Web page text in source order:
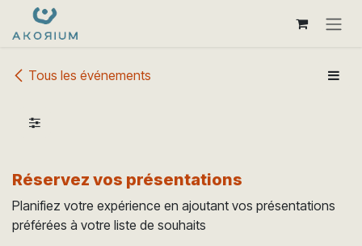
Se rendre au contenu
Tous les événements
Réservez vos présentations
Planifiez votre expérience en ajoutant vos présentations
préférées à votre liste de souhaits